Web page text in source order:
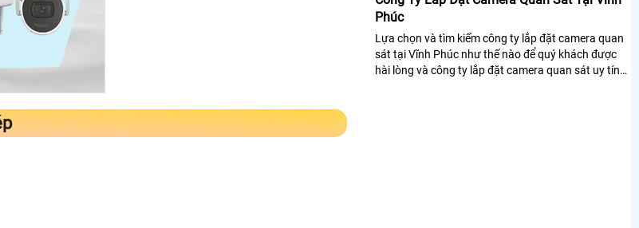
Phúc
Lựa chọn và tìm kiếm công ty lắp đặt camera quan
sát tại Vĩnh Phúc như thế nào để quý khách được
hài lòng và công ty lắp đặt camera quan sát uy tín,